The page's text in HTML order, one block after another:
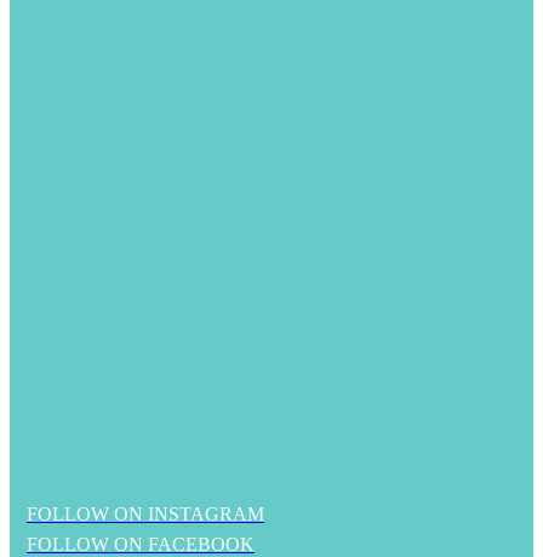
FOLLOW ON INSTAGRAM
FOLLOW ON FACEBOOK